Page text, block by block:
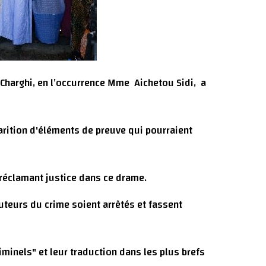
en l’occurrence Mme Aichetou Sidi, a
d'éléments de preuve qui pourraient
justice dans ce drame.
du crime soient arrêtés et fassent
et leur traduction dans les plus brefs